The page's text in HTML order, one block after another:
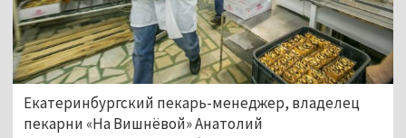
Екатеринбургский пекарь-менеджер, владелец
пекарни «На Вишнёвой» Анатолий